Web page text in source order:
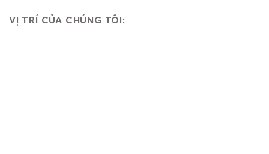
VỊ TRÍ CỦA CHÚNG TÔI: